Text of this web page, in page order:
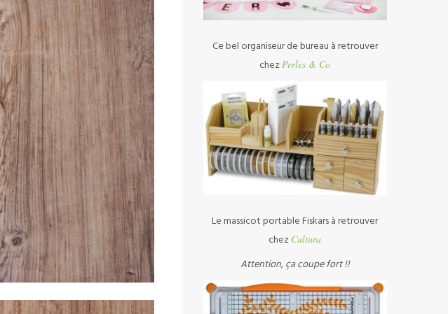
Ce bel organiseur de bureau à retrouver
chezPerles & Co
Le massicot portable Fiskars à retrouver
chez Cultura
Attention, ça coupe fort !!